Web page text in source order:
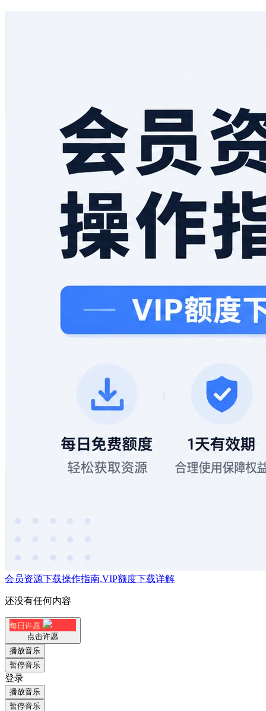
会员资源下载操作指南,VIP额度下载详解
还没有任何内容
每日许愿
点击许愿
播放音乐
暂停音乐
登录
播放音乐
暂停音乐